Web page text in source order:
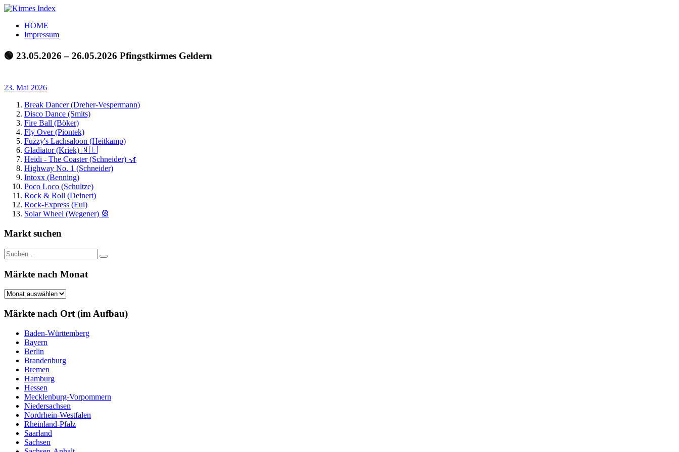
Zum
springen
Kirmes
Index
Tourpläne
der
letzten
HOME
Impressum
🟢 23.05.2026 – 26.05.2026 Pfingstkirmes Geldern
23. Mai 2026
Break Dancer (Dreher-Vespermann)
Disco Dance (Smits)
Fire Ball (Böker)
Fly Over (Piontek)
Fuzzy's Lachsaloon (Heitkamp)
Gladiator (Kriek) 🇳🇱
Heidi - The Coaster (Schneider) 🎢
Highway No. 1 (Schneider)
Intoxx (Benning)
Poco Loco (Schultze)
Rock & Roll (Deinert)
Rock-Express (Eul)
Solar Wheel (Wegener) 🎡
Markt suchen
Suchen
nach:
Suchen
Märkte nach Monat
Märkte
Monat
Märkte nach Ort (im Aufbau)
Baden-Württemberg
Bayern
Berlin
Brandenburg
Bremen
Hamburg
Hessen
Mecklenburg-Vorpommern
Niedersachsen
Nordrhein-Westfalen
Rheinland-Pfalz
Saarland
Sachsen